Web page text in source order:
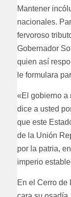
Mantener
nacionales.
fervoroso
Gobernador
quien así
le formulara
«El gobierno a
dice a usted
que este
de la Unión
por la patria,
imperio
En el Cerro de